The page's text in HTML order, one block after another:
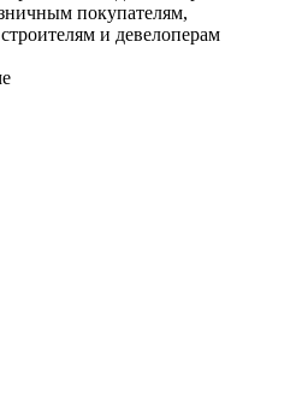
покупателям,
и девелоперам